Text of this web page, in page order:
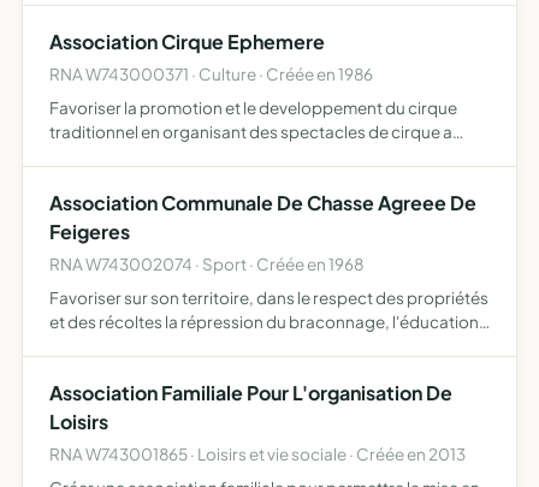
Association Cirque Ephemere
RNA W743000371 · Culture · Créée en 1986
Favoriser la promotion et le developpement du cirque
traditionnel en organisant des spectacles de cirque a
Association Communale De Chasse Agreee De
Feigeres
RNA W743002074 · Sport · Créée en 1968
Favoriser sur son territoire, dans le respect des propriétés
et des récoltes la répression du braconnage, l'éducation
Association Familiale Pour L'organisation De
Loisirs
RNA W743001865 · Loisirs et vie sociale · Créée en 2013